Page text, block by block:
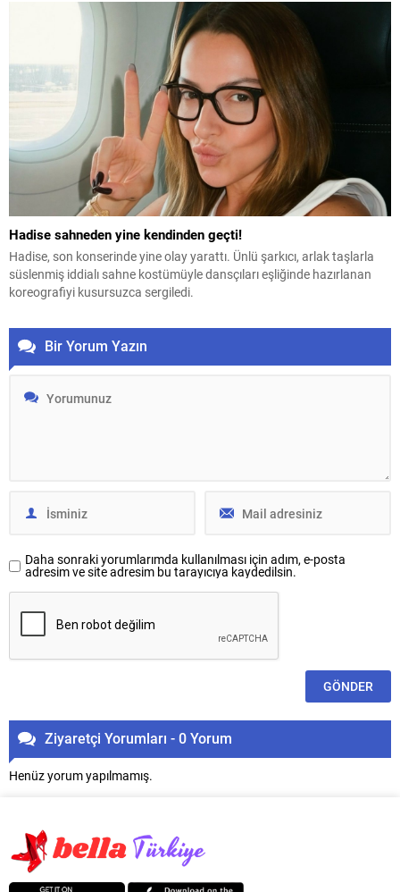
Hadise sahneden yine kendinden geçti!
Hadise, son konserinde yine olay yarattı. Ünlü şarkıcı, arlak taşlarla
süslenmiş iddialı sahne kostümüyle dansçıları eşliğinde hazırlanan
koreografiyi kusursuzca sergiledi.
Bir Yorum Yazın
Daha sonraki yorumlarımda kullanılması için adım, e-posta
adresim ve site adresim bu tarayıcıya kaydedilsin.
Ziyaretçi Yorumları - 0 Yorum
Henüz yorum yapılmamış.